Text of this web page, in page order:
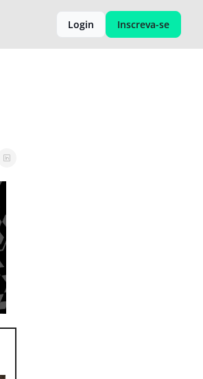
Login Inscreva-se